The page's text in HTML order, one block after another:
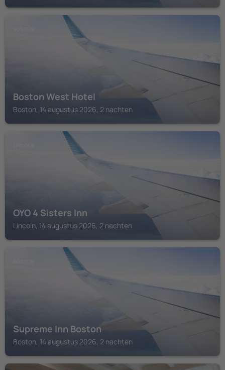
Boston West Hotel
Boston, 14 augustus 2026, 2 nachten
OYO 4 Sisters Inn
Lincoln, 14 augustus 2026, 2 nachten
Supreme Inn Boston
Boston, 14 augustus 2026, 2 nachten